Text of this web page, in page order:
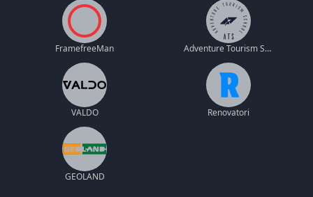
FramefreeMan Adventure Tourism School
VALDO Renovatori
GEOLAND